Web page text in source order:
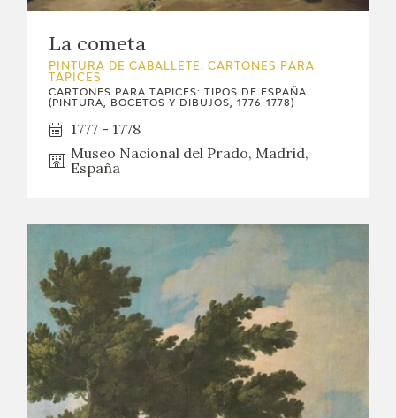
La cometa
PINTURA DE CABALLETE. CARTONES PARA
TAPICES
CARTONES PARA TAPICES: TIPOS DE ESPAÑA
(PINTURA, BOCETOS Y DIBUJOS, 1776-1778)
1777 - 1778
Museo Nacional del Prado, Madrid,
España